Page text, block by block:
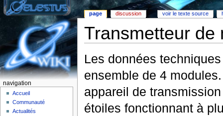
Transmetteur de
Les données
ensemble de 4
appareil de
étoiles fonctionnant à
page discussion voir le texte source
navigation
Accueil
Communauté
Actualités